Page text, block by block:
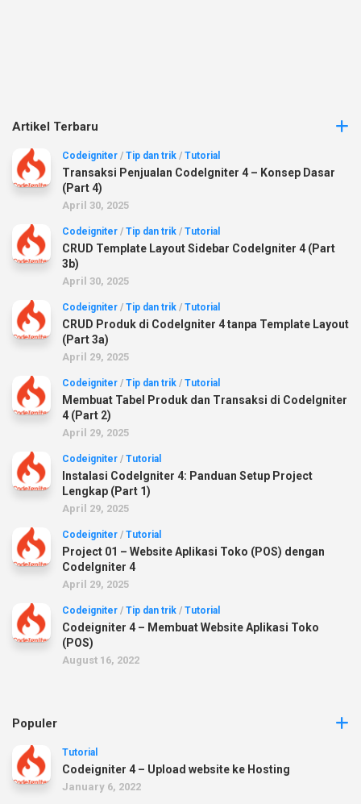
Artikel Terbaru
Codeigniter / Tip dan trik / Tutorial
Transaksi Penjualan CodeIgniter 4 – Konsep Dasar
(Part 4)
April 30, 2025
Codeigniter / Tip dan trik / Tutorial
CRUD Template Layout Sidebar CodeIgniter 4 (Part
3b)
April 30, 2025
Codeigniter / Tip dan trik / Tutorial
CRUD Produk di CodeIgniter 4 tanpa Template Layout
(Part 3a)
April 29, 2025
Codeigniter / Tip dan trik / Tutorial
Membuat Tabel Produk dan Transaksi di CodeIgniter
4 (Part 2)
April 29, 2025
Codeigniter / Tutorial
Instalasi CodeIgniter 4: Panduan Setup Project
Lengkap (Part 1)
April 29, 2025
Codeigniter / Tutorial
Project 01 – Website Aplikasi Toko (POS) dengan
CodeIgniter 4
April 29, 2025
Codeigniter / Tip dan trik / Tutorial
Codeigniter 4 – Membuat Website Aplikasi Toko
(POS)
August 16, 2022
Populer
Tutorial
Codeigniter 4 – Upload website ke Hosting
January 6, 2022